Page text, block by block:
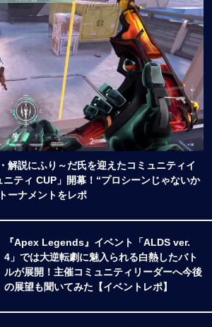
解説にふり～だ氏を迎えたコミュニティイ
ティ CUP」開幕！“プロシーンじゃないか
ーナメントをレポ
『Apex Legends』イベント「ALDS ver.
4」では大逆転劇に魅入られる白熱したバト
ルが展開！主催コミュニティリーダーへ今後
の展望も聞いてみた【イベントレポ】